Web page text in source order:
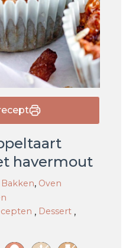
havermout
Bakken, Oven
, Dessert ,